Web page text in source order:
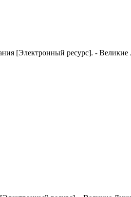
[Электронный ресурс]. -